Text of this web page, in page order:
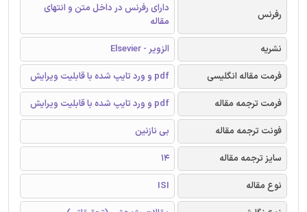
رفرنس
دارای رفرنس در داخل متن و انتهای
مقاله
نشریه
الزویر - Elsevier
فرمت مقاله انگلیسی
pdf و ورد تایپ شده با قابلیت ویرایش
فرمت ترجمه مقاله
pdf و ورد تایپ شده با قابلیت ویرایش
فونت ترجمه مقاله
بی نازنین
سایز ترجمه مقاله
14
نوع مقاله
ISI